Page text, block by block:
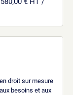
droit sur mesure
besoins et aux